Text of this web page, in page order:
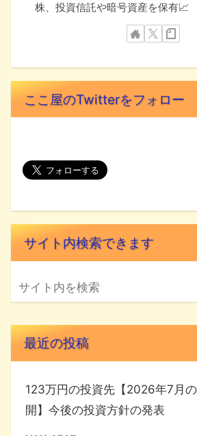
株、投資信託や暗号資産を保有📈
ここ屋のTwitterをフォロー
サイト内検索できます
最近の投稿
123万円の投資先【2026年7月
開】今後の投資方針の発表